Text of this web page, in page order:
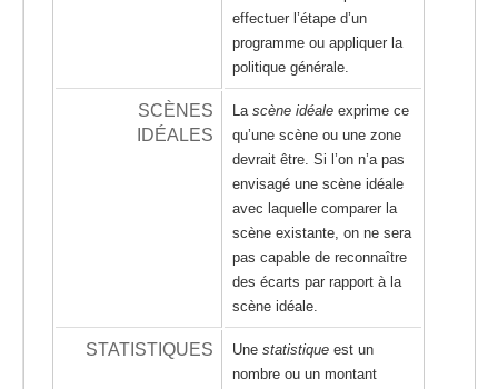
effectuer l’étape d’un
programme ou appliquer la
politique générale.
SCÈNES
IDÉALES
La scène idéale exprime ce
qu’une scène ou une zone
devrait être. Si l’on n’a pas
envisagé une scène idéale
avec laquelle comparer la
scène existante, on ne sera
pas capable de reconnaître
des écarts par rapport à la
scène idéale.
STATISTIQUES Une statistique est un
nombre ou un montant